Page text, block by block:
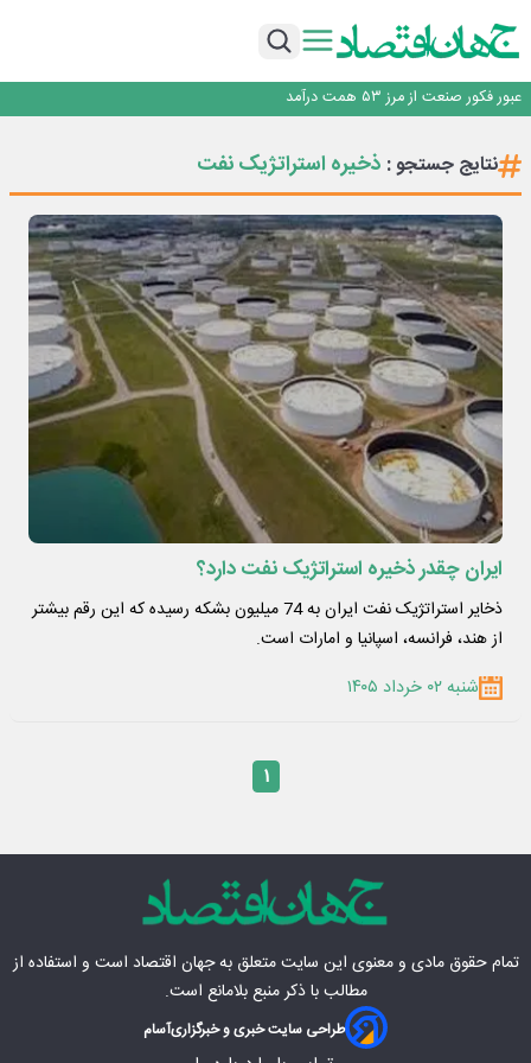
چشم‌انداز صادرات گوشت مرغ؛ از ناپایداری سیاست‌ها تا اعتماد به خصوصی‌ها
عبور فکور صنعت از مرز ۵۳ همت درآمد
نرخ سود بانکی؛ تیغ دو لبه برای تولید و بازار سرمایه
چشم‌انداز صادرات گوشت مرغ؛ از ناپایداری سیاست‌ها تا اعتماد به خصوصی‌ها
عبور فکور صنعت از مرز ۵۳ همت درآمد
رییس‌کل بیمه مرکزی: برای حقوق مردم خط قرمز ندارم
نتایج جستجو : ذخیره استراتژیک نفت
ایران چقدر ذخیره استراتژیک نفت دارد؟
ذخایر استراتژیک نفت ایران به 74 میلیون بشکه رسیده که این رقم بیشتر
از هند، فرانسه، اسپانیا و امارات است.
شنبه ۰۲ خرداد ۱۴۰۵
۱
تمام حقوق مادی‌ و معنوی این سایت متعلق بهجهان اقتصاد است و استفاده از
مطالب با ذکر منبع بلامانع است.
طراحی سایت خبری و خبرگزاریآسام